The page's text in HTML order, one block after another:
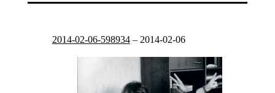
2014-02-06-598934– 2014-02-06